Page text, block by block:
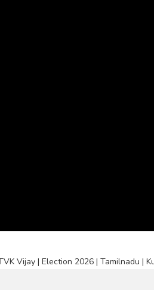
Vijay | Election 2026 | Tamilnadu |